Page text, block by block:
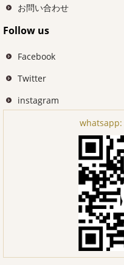
お問い合わせ
Follow us
Facebook
Twitter
instagram
whatsapp: